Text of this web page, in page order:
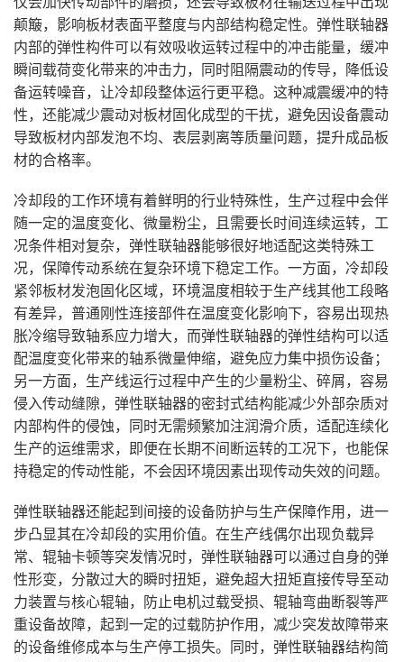
颠簸，影响板材表面平整度与内部结构稳定性。弹性联轴器
内部的弹性构件可以有效吸收运转过程中的冲击能量，缓冲
瞬间载荷变化带来的冲击力，同时阻隔震动的传导，降低设
备运转噪音，让冷却段整体运行更平稳。这种减震缓冲的特
性，还能减少震动对板材固化成型的干扰，避免因设备震动
导致板材内部发泡不均、表层剥离等质量问题，提升成品板
材的合格率。
冷却段的工作环境有着鲜明的行业特殊性，生产过程中会伴
随一定的温度变化、微量粉尘，且需要长时间连续运转，工
况条件相对复杂，弹性联轴器能够很好地适配这类特殊工
况，保障传动系统在复杂环境下稳定工作。一方面，冷却段
紧邻板材发泡固化区域，环境温度相较于生产线其他工段略
有差异，普通刚性连接部件在温度变化影响下，容易出现热
胀冷缩导致轴系应力增大，而弹性联轴器的弹性结构可以适
配温度变化带来的轴系微量伸缩，避免应力集中损伤设备；
另一方面，生产线运行过程中产生的少量粉尘、碎屑，容易
侵入传动缝隙，弹性联轴器的密封式结构能减少外部杂质对
内部构件的侵蚀，同时无需频繁加注润滑介质，适配连续化
生产的运维需求，即便在长期不间断运转的工况下，也能保
持稳定的传动性能，不会因环境因素出现传动失效的问题。
弹性联轴器还能起到间接的设备防护与生产保障作用，进一
步凸显其在冷却段的实用价值。在生产线偶尔出现负载异
常、辊轴卡顿等突发情况时，弹性联轴器可以通过自身的弹
性形变，分散过大的瞬时扭矩，避免超大扭矩直接传导至动
力装置与核心辊轴，防止电机过载受损、辊轴弯曲断裂等严
重设备故障，起到一定的过载防护作用，减少突发故障带来
的设备维修成本与生产停工损失。同时，弹性联轴器结构简